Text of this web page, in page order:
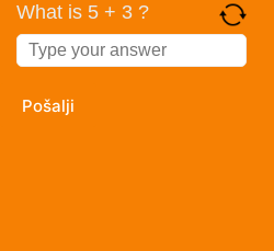
What is 5 + 3 ?
Answer
for
5
3